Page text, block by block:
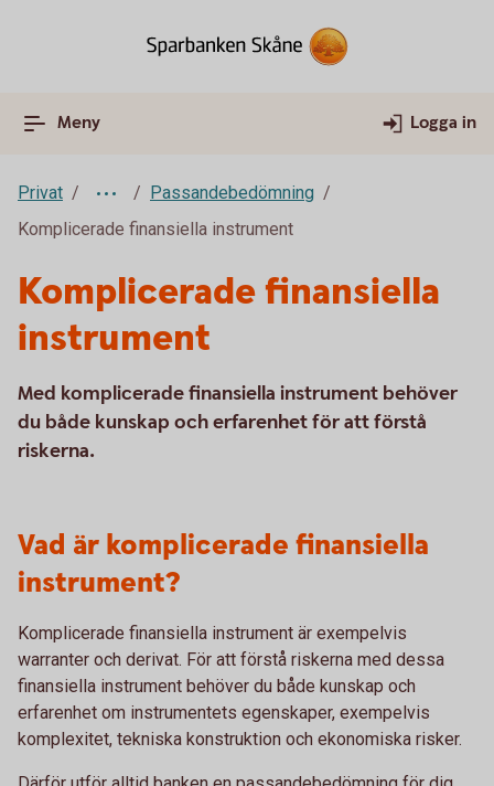
Meny Logga in
Privat
Passandebedömning
Komplicerade finansiella instrument
Komplicerade finansiella
instrument
Med komplicerade finansiella instrument behöver
du både kunskap och erfarenhet för att förstå
riskerna.
Vad är komplicerade finansiella
instrument?
Komplicerade finansiella instrument är exempelvis
warranter och derivat. För att förstå riskerna med dessa
finansiella instrument behöver du både kunskap och
erfarenhet om instrumentets egenskaper, exempelvis
komplexitet, tekniska konstruktion och ekonomiska risker.